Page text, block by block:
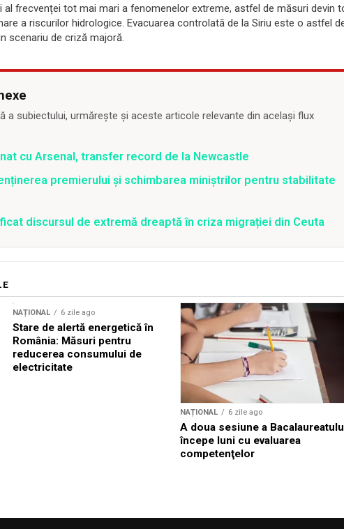
frecvenței tot mai mari a fenomenelor extreme, astfel de măsuri devin
a riscurilor hidrologice. Evacuarea controlată de la Siriu este o astfel
scenariu de criză majoră.
a subiectului, urmărește și aceste articole relevante din același flux
cu Arsenal, transfer record de la Newcastle
premierului și schimbarea miniștrilor pentru stabilitate
discursul de extremă dreaptă în criza migrației din Ceuta
NAȚIONAL 6 zile ago
Stare de alertă energetică în
România: Măsuri pentru
reducerea consumului de
electricitate
NAȚIONAL 6 zile ago
A doua sesiune a
începe luni cu evaluarea
competenţelor